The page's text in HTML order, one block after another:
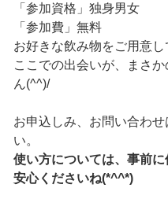
「参加資格」独身男女
「参加費」無料
お好きな飲み物をご用意し
ここでの出会いが、まさ
ん(^^)/
お申込しみ、お問い合わせ
い。
使い方については、事前
安心くださいね(*^^*)